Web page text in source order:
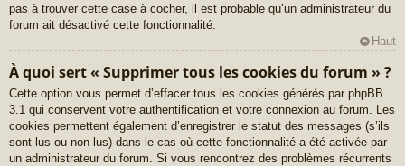
pas à trouver cette case à cocher, il est probable qu’un administrateur du
forum ait désactivé cette fonctionnalité.
Haut
À quoi sert « Supprimer tous les cookies du forum » ?
Cette option vous permet d’effacer tous les cookies générés par phpBB
3.1 qui conservent votre authentification et votre connexion au forum. Les
cookies permettent également d’enregistrer le statut des messages (s’ils
sont lus ou non lus) dans le cas où cette fonctionnalité a été activée par
un administrateur du forum. Si vous rencontrez des problèmes récurrents